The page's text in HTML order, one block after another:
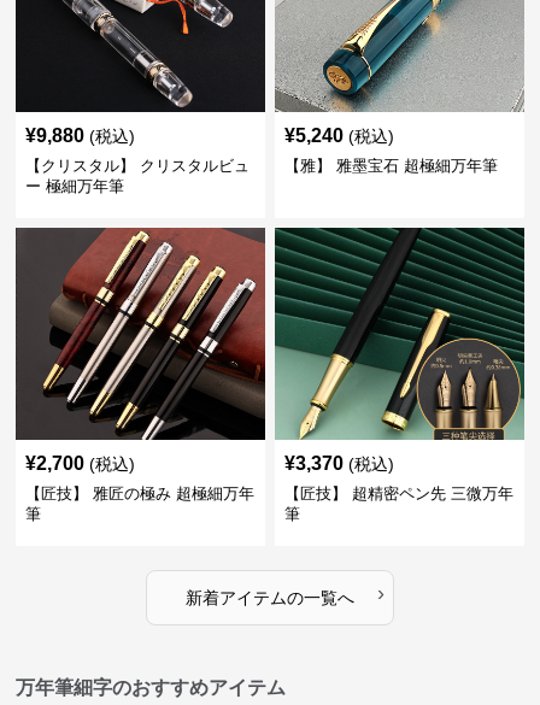
¥9,880 (税込)
【クリスタル】 クリスタルビュ
ー 極細万年筆
¥5,240 (税込)
【雅】 雅墨宝石 超極細万年筆
¥2,700 (税込)
【匠技】 雅匠の極み 超極細万年
筆
¥3,370 (税込)
【匠技】 超精密ペン先 三微万年
筆
新着アイテムの一覧へ ›
万年筆細字のおすすめアイテム